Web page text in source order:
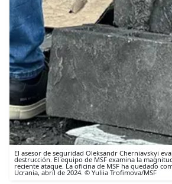
El asesor de seguridad Oleksandr Cherniavskyi
destrucción. El equipo de MSF examina la
reciente ataque. La oficina de MSF ha quedado
Ucrania, abril de 2024. © Yuliia Trofimova/MSF